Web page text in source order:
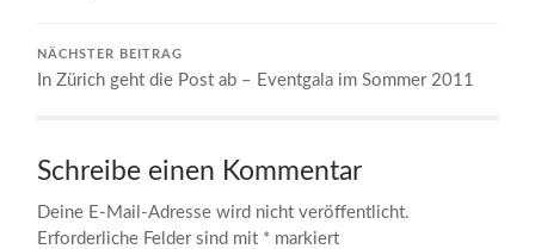
NÄCHSTER BEITRAG
In Zürich geht die Post ab – Eventgala im Sommer 2011
Schreibe einen Kommentar
Deine E-Mail-Adresse wird nicht veröffentlicht.
Erforderliche Felder sind mit * markiert